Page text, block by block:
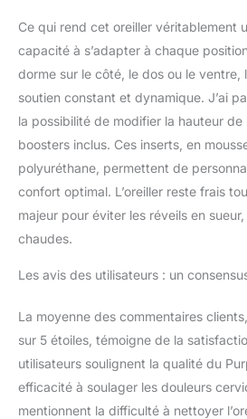
machine
couleurs
retirez
lavez à
avec du
libre.
d'oreiller
main
en
polymère
en
toxique,
Ce qui rend cet oreiller véritablement
capacité à s’adapter à chaque
dorme sur le côté, le dos ou le ventre,
soutien constant et dynamique. J’ai
la possibilité de modifier la hauteur de
boosters inclus. Ces inserts, en
polyuréthane, permettent de
confort optimal. L’oreiller reste frais
majeur pour éviter les réveils en
chaudes.
Les avis des utilisateurs : un
La moyenne des commentaires
sur 5 étoiles, témoigne de la
utilisateurs soulignent la qualité du
efficacité à soulager les douleurs
mentionnent la difficulté à nettoyer